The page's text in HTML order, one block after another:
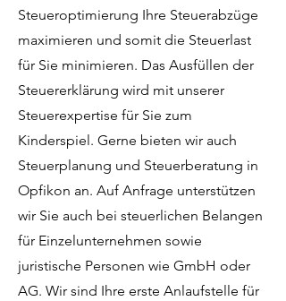
Steueroptimierung Ihre Steuerabzüge
maximieren und somit die Steuerlast
für Sie minimieren. Das Ausfüllen der
Steuererklärung wird mit unserer
Steuerexpertise für Sie zum
Kinderspiel. Gerne bieten wir auch
Steuerplanung und Steuerberatung in
Opfikon an. Auf Anfrage unterstützen
wir Sie auch bei steuerlichen Belangen
für Einzelunternehmen sowie
juristische Personen wie GmbH oder
AG. Wir sind Ihre erste Anlaufstelle für